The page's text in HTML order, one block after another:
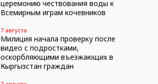
церемонию чествования воды к
Всемирным играм кочевников
7 августа
Милиция начала проверку после
видео с подростками,
оскорбляющими въезжающих в
Кыргызстан граждан